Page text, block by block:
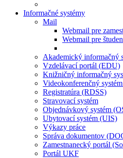
Informačné systémy
Mail
Webmail pre
Webmail pre
Akademický informačný
Vzdelávací portál (EDU)
Knižničný informačný
Videokonferenčný
Registratúra (RDSS)
Stravovací systém
Objednávkový systém
Ubytovací systém (UIS)
Výkazy práce
Správa dokumentov
Zamestnanecký portál
Portál UKF